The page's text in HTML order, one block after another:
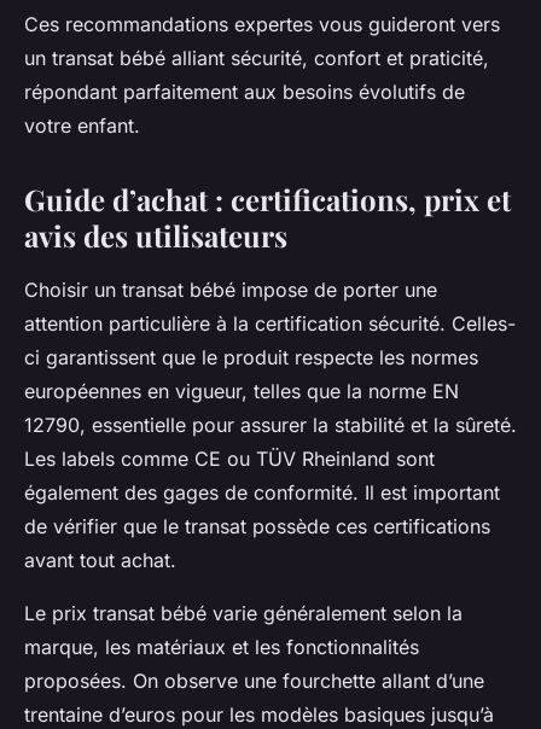
Ces recommandations expertes vous guideront vers
un transat bébé alliant sécurité, confort et praticité,
répondant parfaitement aux besoins évolutifs de
votre enfant.
Guide d’achat : certifications, prix et
avis des utilisateurs
Choisir un transat bébé impose de porter une
attention particulière à la certification sécurité. Celles-
ci garantissent que le produit respecte les normes
européennes en vigueur, telles que la norme EN
12790, essentielle pour assurer la stabilité et la sûreté.
Les labels comme CE ou TÜV Rheinland sont
également des gages de conformité. Il est important
de vérifier que le transat possède ces certifications
avant tout achat.
Le prix transat bébé varie généralement selon la
marque, les matériaux et les fonctionnalités
proposées. On observe une fourchette allant d’une
trentaine d’euros pour les modèles basiques jusqu’à